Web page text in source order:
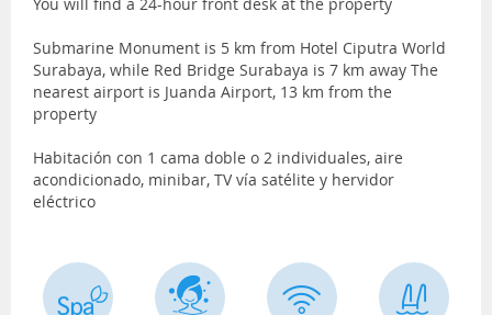
Submarine Monument is 5 km from Hotel Ciputra World
Surabaya, while Red Bridge Surabaya is 7 km away The
nearest airport is Juanda Airport, 13 km from the
property
Habitación con 1 cama doble o 2 individuales, aire
acondicionado, minibar, TV vía satélite y hervidor
eléctrico